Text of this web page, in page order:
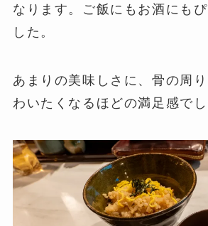
なります。ご飯にもお酒にも
した。
あまりの美味しさに、骨の周
わいたくなるほどの満足感でし